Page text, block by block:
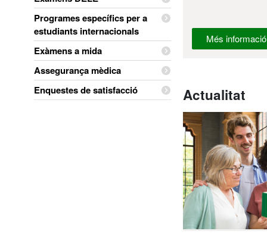
Programes específics per a
estudiants internacionals
Exàmens a mida
Assegurança mèdica
Enquestes de satisfacció
Més informació
Actualitat